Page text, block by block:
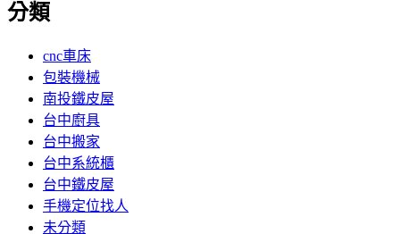
分類
cnc車床
包裝機械
南投鐵皮屋
台中廚具
台中搬家
台中系統櫃
台中鐵皮屋
手機定位找人
未分類